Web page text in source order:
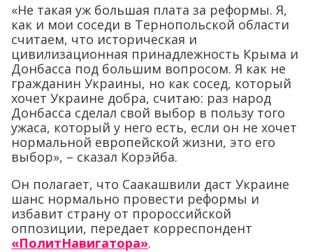
«Не такая уж большая плата за реформы. Я,
как и мои соседи в Тернопольской области
считаем, что историческая и
цивилизационная принадлежность Крыма и
Донбасса под большим вопросом. Я как не
гражданин Украины, но как сосед, который
хочет Украине добра, считаю: раз народ
Донбасса сделал свой выбор в пользу того
ужаса, который у него есть, если он не хочет
нормальной европейской жизни, это его
выбор», – сказал Корэйба.
Он полагает, что Саакашвили даст Украине
шанс нормально провести реформы и
избавит страну от пророссийской
оппозиции, передает корреспондент
«ПолитНавигатора».